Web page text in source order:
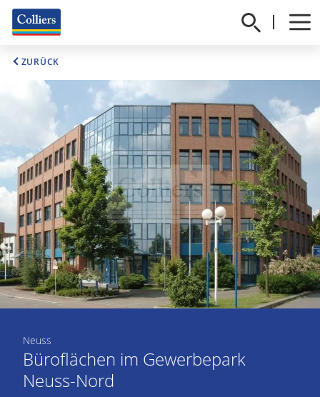
ZURÜCK
Neuss
Büroflächen im Gewerbepark
Neuss-Nord